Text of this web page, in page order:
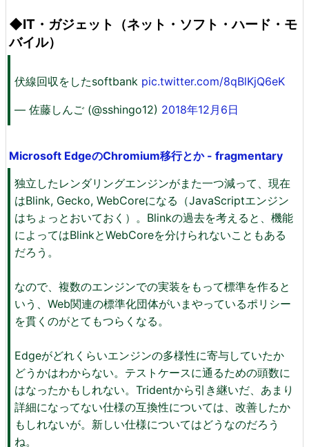
◆IT・ガジェット（ネット・ソフト・ハード・モ
バイル）
伏線回収をしたsoftbank pic.twitter.com/8qBlKjQ6eK
— 佐藤しんご (@sshingo12) 2018年12月6日
Microsoft EdgeのChromium移行とか - fragmentary
独立したレンダリングエンジンがまた一つ減って、現在
はBlink, Gecko, WebCoreになる（JavaScriptエンジン
はちょっとおいておく）。Blinkの過去を考えると、機能
によってはBlinkとWebCoreを分けられないこともある
だろう。
なので、複数のエンジンでの実装をもって標準を作ると
いう、Web関連の標準化団体がいまやっているポリシー
を貫くのがとてもつらくなる。
Edgeがどれくらいエンジンの多様性に寄与していたか
どうかはわからない。テストケースに通るための頭数に
はなったかもしれない。Tridentから引き継いだ、あまり
詳細になってない仕様の互換性については、改善したか
もしれないが。新しい仕様についてはどうなのだろう
ね。